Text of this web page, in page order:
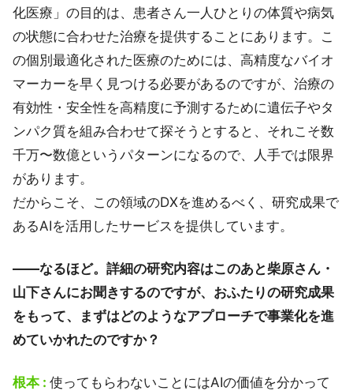
化医療」の目的は、患者さん一人ひとりの体質や病気
の状態に合わせた治療を提供することにあります。こ
の個別最適化された医療のためには、高精度なバイオ
マーカーを早く見つける必要があるのですが、治療の
有効性・安全性を高精度に予測するために遺伝子やタ
ンパク質を組み合わせて探そうとすると、それこそ数
千万〜数億というパターンになるので、人手では限界
があります。
だからこそ、この領域のDXを進めるべく、研究成果で
あるAIを活用したサービスを提供しています。
――なるほど。詳細の研究内容はこのあと柴原さん・
山下さんにお聞きするのですが、おふたりの研究成果
をもって、まずはどのようなアプローチで事業化を進
めていかれたのですか？
根本 : 使ってもらわないことにはAIの価値を分かって